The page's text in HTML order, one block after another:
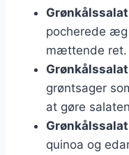
pocherede
mættende ret.
grøntsager
at gøre
quinoa og